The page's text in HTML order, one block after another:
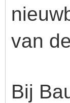
van
Bij